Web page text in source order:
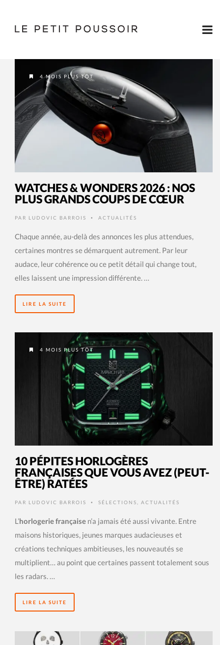
4 MOIS PLUS TÔT
WATCHES & WONDERS 2026 : NOS
PLUS GRANDS COUPS DE CŒUR
PAR LUDOVIC BARROIS • ACTUALITÉS
Chaque année, au-delà des annonces les plus attendues,
certaines montres se démarquent autrement. Par leur
audace, leur cohérence ou ce petit détail qui change tout,
elles laissent une impression différente. …
LIRE LA SUITE
4 MOIS PLUS TÔT
10 PÉPITES HORLOGÈRES
FRANÇAISES QUE VOUS AVEZ (PEUT-
ÊTRE) RATÉES
PAR LUDOVIC BARROIS • SÉLECTIONS ACTUALITÉS
L’horlogerie française n’a jamais été aussi vivante. Entre
maisons historiques, jeunes marques audacieuses et
créations techniques ambitieuses, les nouveautés se
multiplient… au point que certaines passent totalement sous
les radars. …
LIRE LA SUITE